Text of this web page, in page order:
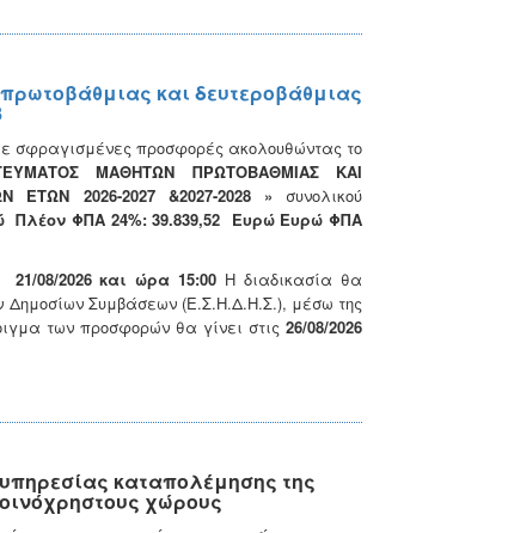
και δευτεροβάθμιας
σφραγισμένες προσφορές ακολουθώντας το
ΜΑΘΗΤΩΝ ΠΡΩΤΟΒΑΘΜΙΑΣ ΚΑΙ
2026-2027 &2027-2028 » συνολικού
Πλέον ΦΠΑ 24%: 39.839,52 Ευρώ Ευρώ ΦΠΑ
21/08/2026και ώρα 15:00 Η διαδικασία θα
Δημοσίων Συμβάσεων (Ε.Σ.Η.Δ.Η.Σ.), μέσω της
των προσφορών θα γίνει στις 26/08/2026
καταπολέμησης της
χώρους